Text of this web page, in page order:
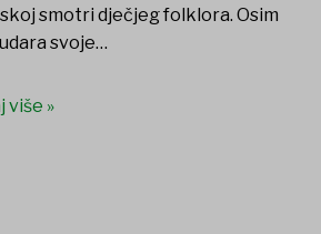
smotri dječjeg folklora. Osim
svoje…
više »